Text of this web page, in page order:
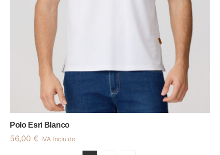
Polo Esri Blanco
56,00 € IVA Incluido